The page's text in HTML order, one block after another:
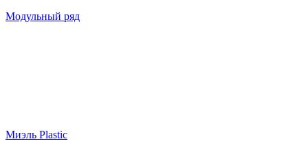
Модульный ряд
Миэль Plastic